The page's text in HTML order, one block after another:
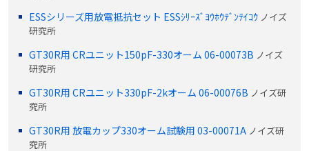
ESSシリーズ用放電抵抗セット ESSｼﾘｰｽﾞﾖｳﾎｳﾃﾞﾝﾃｲｺｳ ノイズ
研究所
GT30R用 CRユニット150pF-330オーム 06-00073B ノイズ
研究所
GT30R用 CRユニット330pF-2kオーム 06-00076B ノイズ研
究所
GT30R用 放電カップ330オーム試験用 03-00071A ノイズ研
究所